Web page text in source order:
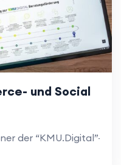
und Social
der “KMU.Digital”-